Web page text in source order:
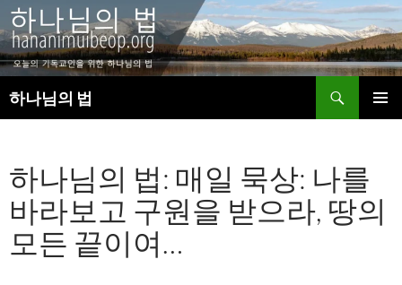
하나님의 법
색
로
건
너
기
하나님의 법: 매일 묵상: 나를
바라보고 구원을 받으라, 땅의
모든 끝이여…